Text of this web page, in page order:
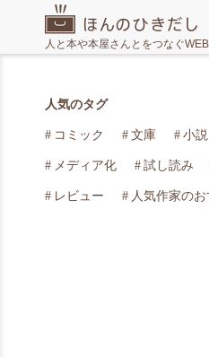
人と本や本屋さんとをつなぐ
人気のタグ
コミック 文庫 小説
メディア化 試し読み
レビュー 人気作家の